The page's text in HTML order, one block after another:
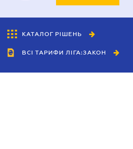
КАТАЛОГ РІШЕНЬ
ВСІ ТАРИФИ ЛІГА:ЗАКОН